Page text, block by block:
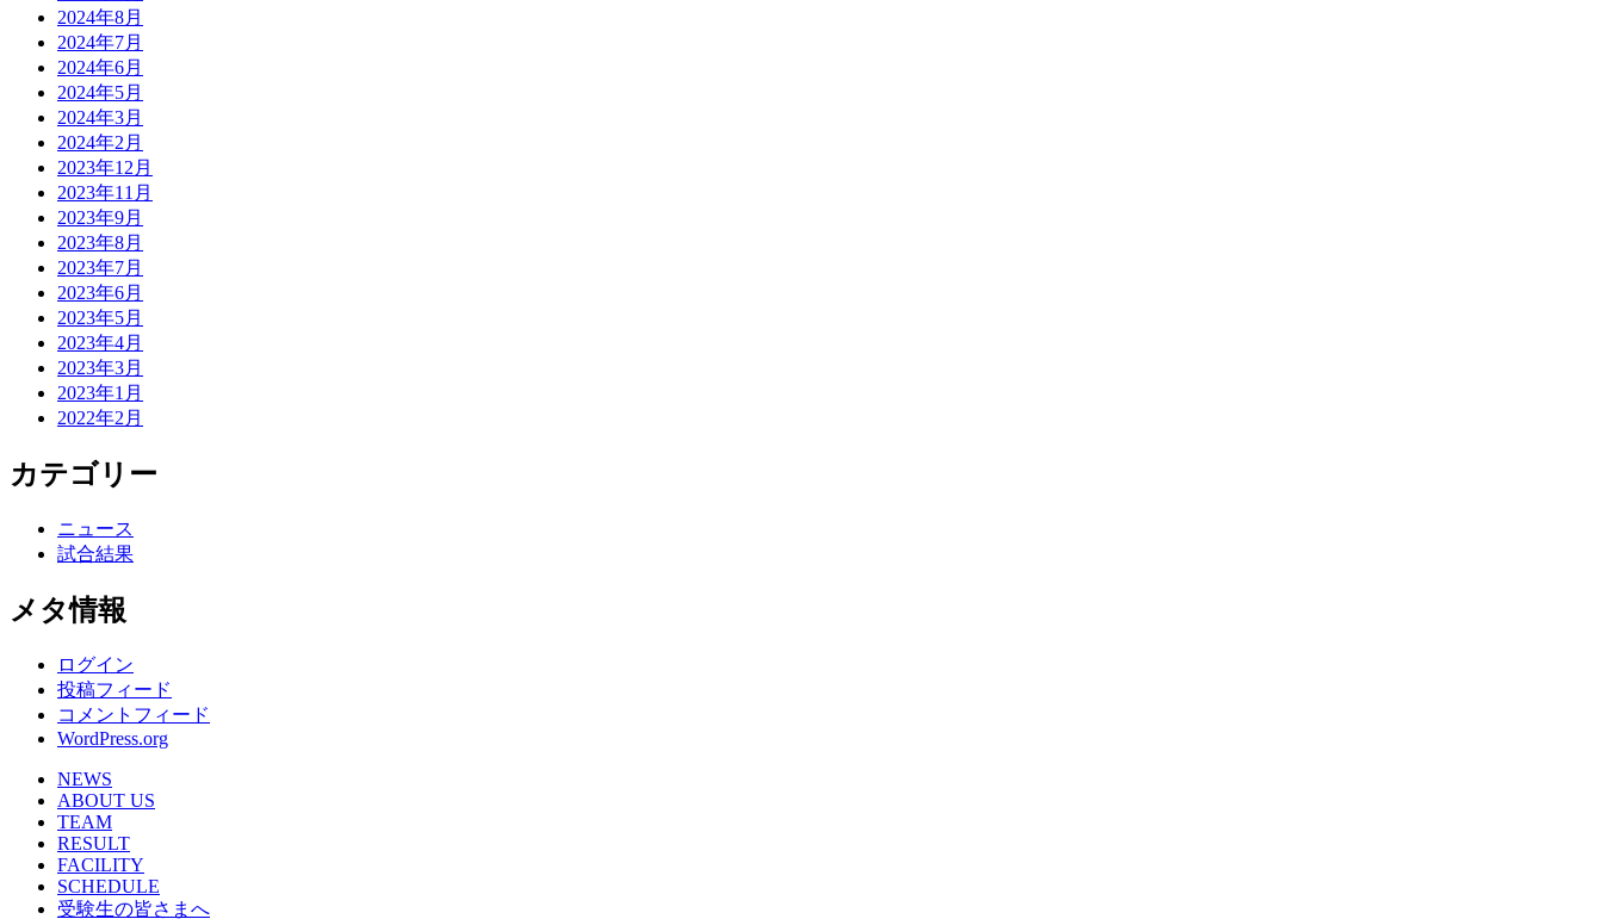
2024年8月
2024年7月
2024年6月
2024年5月
2024年3月
2024年2月
2023年12月
2023年11月
2023年9月
2023年8月
2023年7月
2023年6月
2023年5月
2023年4月
2023年3月
2023年1月
2022年2月
カテゴリー
ニュース
試合結果
メタ情報
ログイン
投稿フィード
コメントフィード
WordPress.org
NEWS
ABOUT US
TEAM
RESULT
FACILITY
SCHEDULE
受験生の皆さまへ